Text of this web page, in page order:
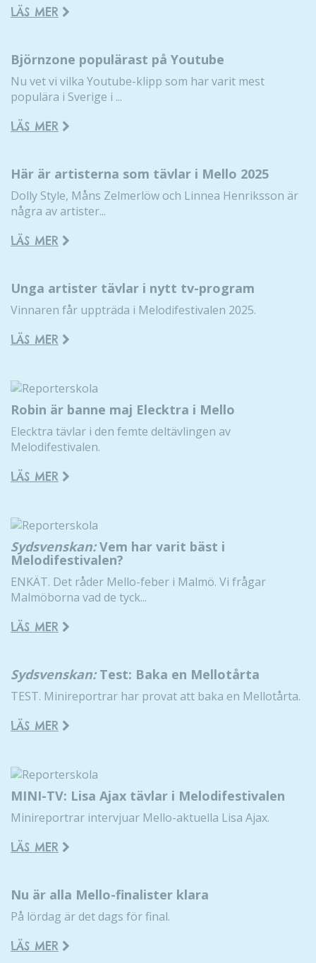
LÄS MER
Björnzone populärast på Youtube
Nu vet vi vilka Youtube-klipp som har varit mest
populära i Sverige i ...
LÄS MER
Här är artisterna som tävlar i Mello 2025
Dolly Style, Måns Zelmerlöw och Linnea Henriksson är
några av artister...
LÄS MER
Unga artister tävlar i nytt tv-program
Vinnaren får uppträda i Melodifestivalen 2025.
LÄS MER
Robin är banne maj Elecktra i Mello
Elecktra tävlar i den femte deltävlingen av
Melodifestivalen.
LÄS MER
Sydsvenskan:Vem har varit bäst i
Melodifestivalen?
ENKÄT. Det råder Mello-feber i Malmö. Vi frågar
Malmöborna vad de tyck...
LÄS MER
Sydsvenskan: Test: Baka en Mellotårta
TEST. Minireportrar har provat att baka en Mellotårta.
LÄS MER
MINI-TV: Lisa Ajax tävlar i Melodifestivalen
Minireportrar intervjuar Mello-aktuella Lisa Ajax.
LÄS MER
Nu är alla Mello-finalister klara
På lördag är det dags för final.
LÄS MER